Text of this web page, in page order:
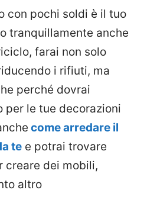
con pochi soldi è il tuo
tranquillamente anche
farai non solo
i rifiuti, ma
perché dovrai
per le tue decorazioni
come arredare il
te e potrai trovare
creare dei mobili,
altro